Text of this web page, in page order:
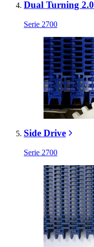
Dual Turning 2.0
Serie 2700
Side Drive
Serie 2700